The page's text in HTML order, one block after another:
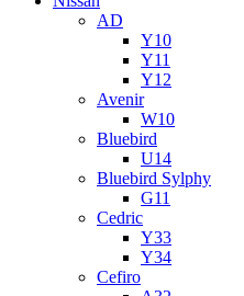
AD
Y10
Y11
Y12
Avenir
W10
Bluebird
U14
Bluebird Sylphy
G11
Cedric
Y33
Y34
Cefiro